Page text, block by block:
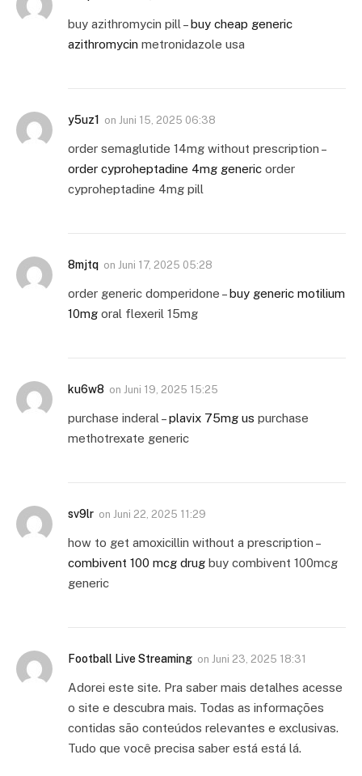
buy azithromycin pill –buy cheap generic
azithromycin metronidazole usa
y5uz1 on Juni 15, 2025 06:38
order semaglutide 14mg without prescription –
order cyproheptadine 4mg generic order
cyproheptadine 4mg pill
8mjtq on Juni 17, 2025 05:28
order generic domperidone –buy generic motilium
10mg oral flexeril 15mg
ku6w8 on Juni 19, 2025 15:25
purchase inderal –plavix 75mg us purchase
methotrexate generic
sv9lr on Juni 22, 2025 11:29
how to get amoxicillin without a prescription –
combivent 100 mcg drug buy combivent 100mcg
generic
Football Live Streaming on Juni 23, 2025 18:31
Adorei este site. Pra saber mais detalhes acesse
o site e descubra mais. Todas as informações
contidas são conteúdos relevantes e exclusivas.
Tudo que você precisa saber está está lá.